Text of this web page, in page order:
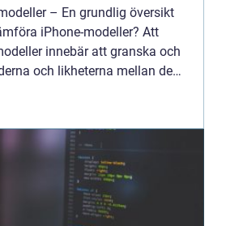
– En grundlig översikt
iPhone-modeller? Att
innebär att granska och
och likheterna mellan de